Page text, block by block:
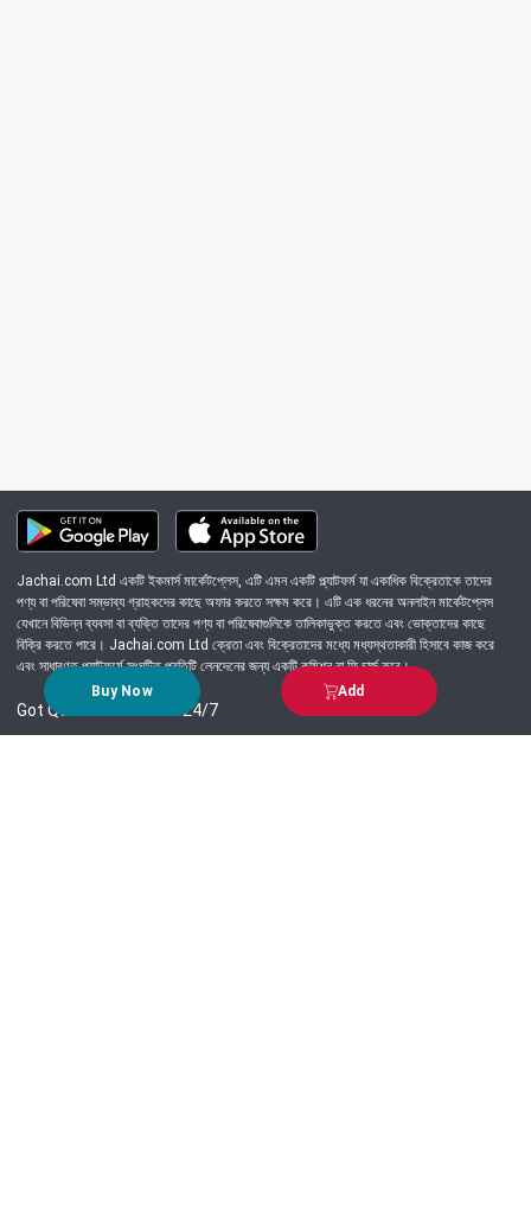
Buy Now Add
Jachai.com Ltd একটি ইকমার্স মার্কেটপ্লেস, এটি এমন একটি প্ল্যাটফর্ম যা একাধিক বিক্রেতাকে তাদের
পণ্য বা পরিষেবা সম্ভাব্য গ্রাহকদের কাছে অফার করতে সক্ষম করে। এটি এক ধরনের অনলাইন মার্কেটপ্লেস
যেখানে বিভিন্ন ব্যবসা বা ব্যক্তি তাদের পণ্য বা পরিষেবাগুলিকে তালিকাভুক্ত করতে এবং ভোক্তাদের কাছে
বিক্রি করতে পারে। Jachai.com Ltd ক্রেতা এবং বিক্রেতাদের মধ্যে মধ্যস্থতাকারী হিসাবে কাজ করে
এবং সাধারণত প্ল্যাটফর্মে সংঘটিত প্রতিটি লেনদেনের জন্য একটি কমিশন বা ফি চার্জ করে।
Got Question? Call us 24/7